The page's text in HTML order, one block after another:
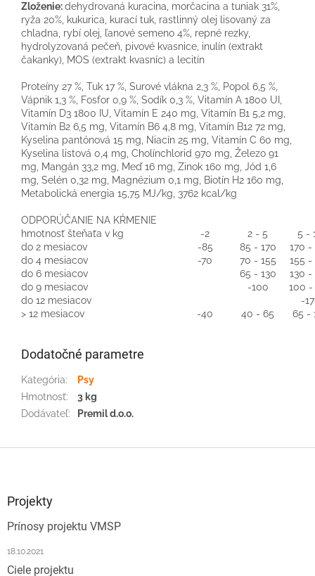
Zloženie:dehydrovaná kuracina, morčacina a tuniak 31%,
ryža 20%, kukurica, kurací tuk, rastlinný olej lisovaný za
chladna, rybí olej, ľanové semeno 4%, repné rezky,
hydrolyzovaná pečeň, pivové kvasnice, inulín (extrakt
čakanky), MOS (extrakt kvasníc) a lecitín
Proteíny 27 %, Tuk 17 %, Surové vlákna 2,3 %, Popol 6,5 %,
Vápnik 1,3 %, Fosfor 0,9 %, Sodík 0,3 %, Vitamín A 1800 UI,
Vitamín D3 1800 IU, Vitamín E 240 mg, Vitamín B1 5,2 mg,
Vitamín B2 6,5 mg, Vitamín B6 4,8 mg, Vitamín B12 72 mg,
Kyselina pantónová 15 mg, Niacín 25 mg, Vitamín C 60 mg,
Kyselina listová 0,4 mg, Cholínchlorid 970 mg, Železo 91
mg, Mangán 33,2 mg, Meď 16 mg, Zinok 160 mg, Jód 1,6
mg, Selén 0,32 mg, Magnézium 0,1 mg, Biotín H2 160 mg,
Metabolická energia 15,75 MJ/kg, 3762 kcal/kg
ODPORÚČANIE NA KŔMENIE
hmotnosť šteňaťa v kg
-2 2 - 5
5 -
do 2 mesiacov
-85 85 - 170
170 -
do 4 mesiacov
-70 70 - 155
155 -
do 6 mesiacov
65 - 130
130 -
do 9 mesiacov
-100
100 -
do 12 mesiacov
-
> 12 mesiacov
-40 40 - 65 65 -
Dodatočné parametre
Kategória:
Psy
Hmotnosť:
3 kg
Dodávateľ: Premil d.o.o.
Projekty
Prínosy projektu VMSP
18.10.2021
Ciele projektu